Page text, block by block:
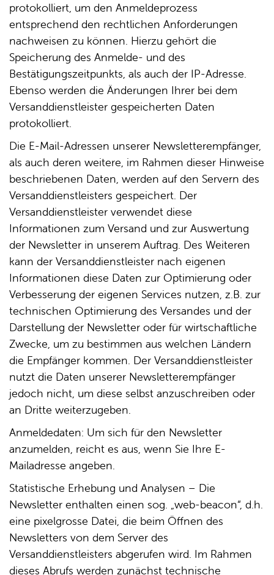
protokolliert, um den Anmeldeprozess
entsprechend den rechtlichen Anforderungen
nachweisen zu können. Hierzu gehört die
Speicherung des Anmelde- und des
Bestätigungszeitpunkts, als auch der IP-Adresse.
Ebenso werden die Änderungen Ihrer bei dem
Versanddienstleister gespeicherten Daten
protokolliert.
Die E-Mail-Adressen unserer Newsletterempfänger,
als auch deren weitere, im Rahmen dieser Hinweise
beschriebenen Daten, werden auf den Servern des
Versanddienstleisters gespeichert. Der
Versanddienstleister verwendet diese
Informationen zum Versand und zur Auswertung
der Newsletter in unserem Auftrag. Des Weiteren
kann der Versanddienstleister nach eigenen
Informationen diese Daten zur Optimierung oder
Verbesserung der eigenen Services nutzen, z.B. zur
technischen Optimierung des Versandes und der
Darstellung der Newsletter oder für wirtschaftliche
Zwecke, um zu bestimmen aus welchen Ländern
die Empfänger kommen. Der Versanddienstleister
nutzt die Daten unserer Newsletterempfänger
jedoch nicht, um diese selbst anzuschreiben oder
an Dritte weiterzugeben.
Anmeldedaten: Um sich für den Newsletter
anzumelden, reicht es aus, wenn Sie Ihre E-
Mailadresse angeben.
Statistische Erhebung und Analysen – Die
Newsletter enthalten einen sog. „web-beacon“, d.h.
eine pixelgrosse Datei, die beim Öffnen des
Newsletters von dem Server des
Versanddienstleisters abgerufen wird. Im Rahmen
dieses Abrufs werden zunächst technische